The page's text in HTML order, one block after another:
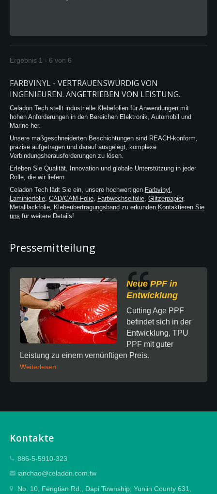
thermochromen Pigmenten. Sie ändern sich
von Weiß zu Blau, wenn die Temperatur 15
Grad Celsius erreicht. Thermochromatische
Nachdem es kalt geworden ist und die Farbe
gewechselt hat, kehrt der Pigment bei
erneuter Erwärmung zu seiner
ursprünglichen Farbe zurück.
Ergebnis 1 - 6 von 6
FARBVINYL - VERTRAUENSWÜRDIG VON
INGENIEUREN. ANGETRIEBEN VON LEISTUNG.
Celadon Tech stellt industrielle Klebefolien für Anwendungen mit
hohen Anforderungen in den Bereichen Elektronik, Automobil und
Marine her.
Unsere maßgeschneiderten Beschichtungen sind REACH-konform,
präzise aufgetragen und darauf ausgelegt, komplexe
Verbindungsherausforderungen zu lösen.
Erleben Sie Qualität, Innovation und globale Unterstützung in jeder
Rolle, die wir liefern.
Celadon Tech lädt Sie ein, unsere hochwertigen Farbvinyl ,
Laminierfolie, CAD/CAM-Folie, Farbwechselfolie, Glitzerpapier,
Metalllackfolie, Klebeübertragungsband zu erkunden. Kontaktieren Sie
uns für weitere Details!
Pressemitteilung
Neue PPF in
Entwicklung
Cutting Age PPF
befindet sich in der
Entwicklung, TPU
PPF mit guter
Leistung zu einem vernünftigen Preis.
Weiterlesen
Kontakte
886-5-5910-323
ianchao@celadon.com.tw
No. 10, Fengtian Rd., Dapi Township, Yunlin County 631,